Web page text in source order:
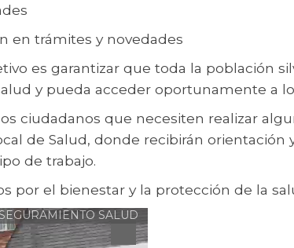
en trámites y novedades
es garantizar que toda la población
y pueda acceder oportunamente a
ciudadanos que necesiten realizar
de Salud, donde recibirán
de trabajo.
por el bienestar y la protección de la
SALUD